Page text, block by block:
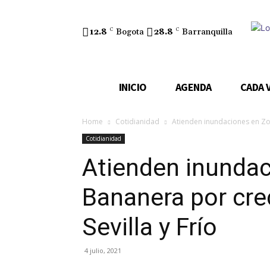
12.8 C Bogota 28.8 C Barranquilla
INICIO AGENDA CADA
Home Cotidianidad Atienden inundaciones en
Cotidianidad
Atienden
Bananera por
Sevilla y Frío
4 julio, 2021